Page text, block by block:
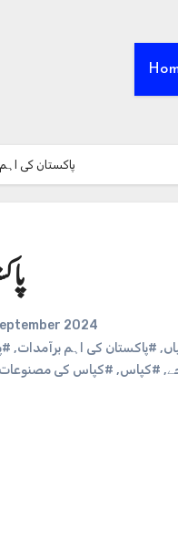
پاکستان کی
2024
, #پاکستان کی اہم برآمدات,
, #کپاس, #کپاس کی مصنوعات